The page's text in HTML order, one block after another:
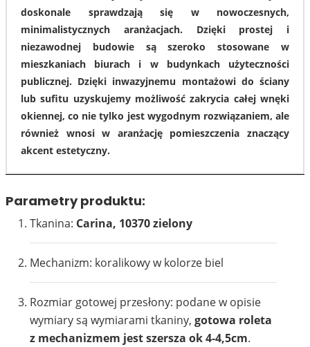
doskonale sprawdzają się w nowoczesnych,
minimalistycznych aranżacjach. Dzięki prostej i
niezawodnej budowie są szeroko stosowane w
mieszkaniach biurach i w budynkach użyteczności
publicznej. Dzięki inwazyjnemu montażowi do ściany
lub sufitu uzyskujemy możliwość zakrycia całej wnęki
okiennej, co nie tylko jest wygodnym rozwiązaniem, ale
również wnosi w aranżację pomieszczenia znaczący
akcent estetyczny.
Parametry produktu:
Tkanina: Carina, 10370 zielony
Mechanizm: koralikowy w kolorze biel
Rozmiar gotowej przesłony: podane w opisie
wymiary są wymiarami tkaniny, gotowa roleta
z mechanizmem jest szersza ok 4-4,5cm.